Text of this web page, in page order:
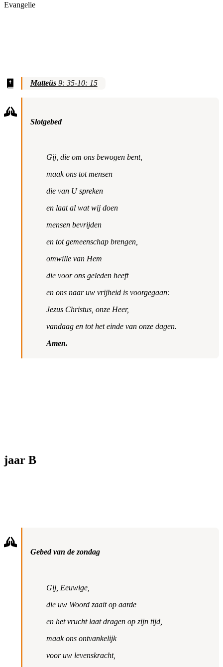
Evangelie
Matteüs9: 35-10: 15
Slotgebed
Gij, die om ons bewogen bent,
maak ons tot mensen
die van U spreken
en laat al wat wij doen
mensen bevrijden
en tot gemeenschap brengen,
omwille van Hem
die voor ons geleden heeft
en ons naar uw vrijheid is voorgegaan:
Jezus Christus, onze Heer,
vandaag en tot het einde van onze dagen.
Amen.
jaar B
Gebed van de zondag
Gij, Eeuwige,
die uw Woord zaait op aarde
en het vrucht laat dragen op zijn tijd,
maak ons ontvankelijk
voor uw levenskracht,